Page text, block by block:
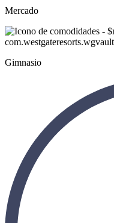
Mercado
Gimnasio